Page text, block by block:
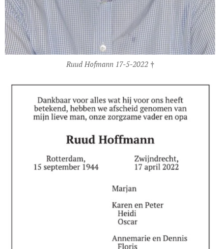
Ruud Hofmann 17-5-2022 †